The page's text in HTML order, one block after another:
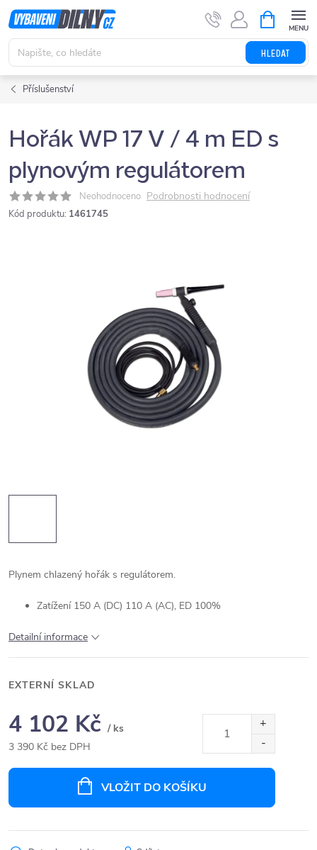
Přejít
na
obsah
HLEDAT
NÁKUPNÍ
KOŠÍK
Příslušenství
Hořák WP 17 V / 4 m ED s
plynovým regulátorem
Neohodnoceno Podrobnosti hodnocení
Kód produktu: 1461745
Plynem chlazený hořák s regulátorem.
Zatížení 150 A (DC) 110 A (AC), ED 100%
Detailní informace
EXTERNÍ SKLAD
4 102 Kč / ks
3 390 Kč bez DPH
VLOŽIT DO KOŠÍKU